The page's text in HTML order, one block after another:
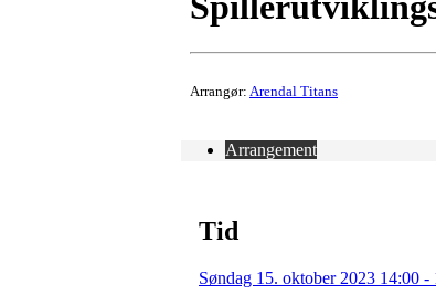
Arrangør: Arendal Titans
Arrangement
Tid
Søndag 15. oktober 2023 14:00 -